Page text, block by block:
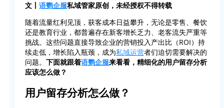
文丨 语鹦企服私域管家原创，未经授权不得转载
随着流量红利见顶，获客成本日益攀升，无论是零售、餐饮
还是教育行业，都普遍存在新客增长乏力、老客流失严重等
挑战。这些问题直接导致企业的营销投入产出比（ROI）持
续走低，增长陷入瓶颈，成为私域运营者们迫切需要解决的
问题。 下面就跟着语鹦企服来看看，精细化的用户留存分析
应该怎么做？
用户留存分析怎么做？